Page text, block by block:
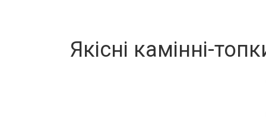
Якісні камінні-